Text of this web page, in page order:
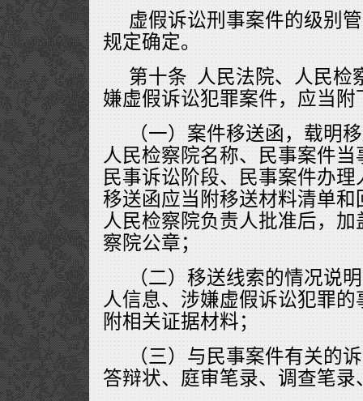
虚假诉讼刑事案件的级别
规定确定。
第十条 人民法院、人民检
嫌虚假诉讼犯罪案件，应当附
（一）案件移送函，载明
人民检察院名称、民事案件
民事诉讼阶段、民事案件办
移送函应当附移送材料清单
人民检察院负责人批准后，
察院公章；
（二）移送线索的情况说
人信息、涉嫌虚假诉讼犯罪
附相关证据材料；
（三）与民事案件有关的
答辩状、庭审笔录、调查笔录